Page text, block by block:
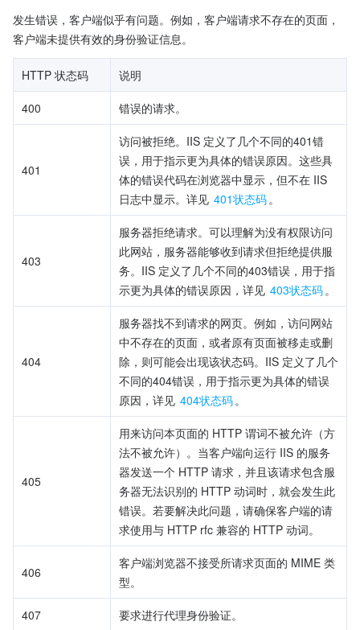
发生错误，客户端似乎有问题。例如，客户端请求不存在的页面，
客户端未提供有效的身份验证信息。
HTTP 状态码 说明
400 错误的请求。
401
访问被拒绝。IIS 定义了几个不同的401错
误，用于指示更为具体的错误原因。这些具
体的错误代码在浏览器中显示，但不在 IIS
日志中显示。详见 401状态码。
403
服务器拒绝请求。可以理解为没有权限访问
此网站，服务器能够收到请求但拒绝提供服
务。IIS 定义了几个不同的403错误，用于指
示更为具体的错误原因，详见 403状态码。
404
服务器找不到请求的网页。例如，访问网站
中不存在的页面，或者原有页面被移走或删
除，则可能会出现该状态码。IIS 定义了几个
不同的404错误，用于指示更为具体的错误
原因，详见 404状态码。
405
用来访问本页面的 HTTP 谓词不被允许（方
法不被允许）。当客户端向运行 IIS 的服务
器发送一个 HTTP 请求，并且该请求包含服
务器无法识别的 HTTP 动词时，就会发生此
错误。若要解决此问题，请确保客户端的请
求使用与 HTTP rfc 兼容的 HTTP 动词。
406
客户端浏览器不接受所请求页面的 MIME 类
型。
407 要求进行代理身份验证。